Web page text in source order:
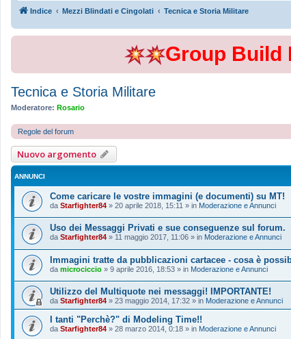
Indice Mezzi Blindati e Cingolati Tecnica e Storia Militare
Group Build
Tecnica e Storia Militare
Moderatore: Rosario
Regole del forum
Nuovo argomento
ANNUNCI
Come caricare le vostre immagini (e documenti) su MT!
da Starfighter84 » 20 aprile 2018, 15:11 » in Moderazione e Annunci
Uso dei Messaggi Privati e sue conseguenze sul forum.
da Starfighter84 » 11 maggio 2017, 11:06 » in Moderazione e Annunci
Immagini tratte da pubblicazioni cartacee - cosa è
da microciccio » 9 aprile 2016, 18:53 » in Moderazione e Annunci
Utilizzo del Multiquote nei messaggi! IMPORTANTE!
da Starfighter84 » 23 maggio 2014, 17:32 » in Moderazione e Annunci
I tanti "Perchè?" di Modeling Time!!
da Starfighter84 » 28 marzo 2014, 0:18 » in Moderazione e Annunci